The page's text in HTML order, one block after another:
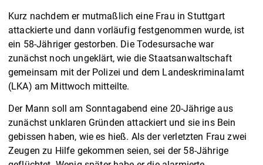
Kurz nachdem er mutmaßlich eine Frau in Stuttgart
attackierte und dann vorläufig festgenommen wurde, ist
ein 58-Jähriger gestorben. Die Todesursache war
zunächst noch ungeklärt, wie die Staatsanwaltschaft
gemeinsam mit der Polizei und dem Landeskriminalamt
(LKA) am Mittwoch mitteilte.
Der Mann soll am Sonntagabend eine 20-Jährige aus
zunächst unklaren Gründen attackiert und sie ins Bein
gebissen haben, wie es hieß. Als der verletzten Frau zwei
Zeugen zu Hilfe gekommen seien, sei der 58-Jährige